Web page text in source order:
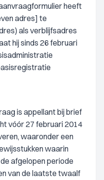
heeft
adres] te
als verblijfsadres
hij sinds 26 februari
is appellant bij brief
vóór 27 februari 2014
waaronder een
waarin
afgelopen periode
van de laatste twaalf